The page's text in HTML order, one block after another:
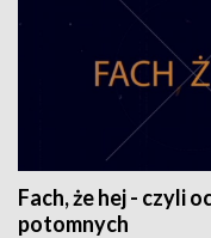
Fach, że hej - czyli
potomnych